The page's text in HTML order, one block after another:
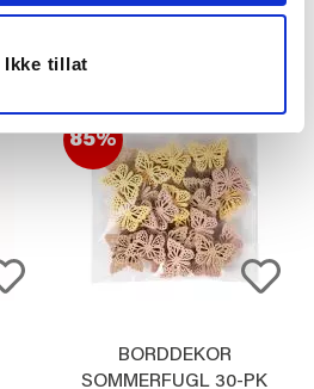
Ikke tillat
85%
BORDDEKOR
SOMMERFUGL 30-PK